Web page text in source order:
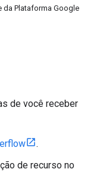
da Plataforma Google
de você receber
.
de recurso no